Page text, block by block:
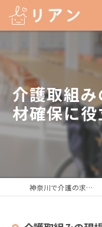
介護取組
材確保に
神奈川で介護の求人なら株式会社リアン